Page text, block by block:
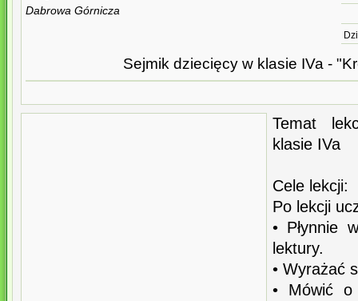
Dabrowa Górnicza
Sejmik dziecięcy w klasie IVa -
Temat
klasie IVa
Cele lekcji:
Po lekcji
• Płynnie
lektury.
• Wyrażać
• Mówić o